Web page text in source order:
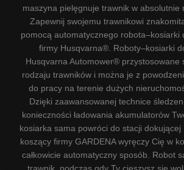
maszyna pielęgnuje trawnik w absolutnie
Zapewnij swojemu trawnikowi
pomocą automatycznego robota–kosiarki
firmy Husqvarna®. Roboty–kosiarki
Husqvarna Automower® przystosowane
rodzaju trawników i można je z
do pracy na terenie dużych
Dzięki zaawansowanej technice
konieczności ładowania akumulatorów
kosiarka sama powróci do stacji
koszący firmy GARDENA wyręczy Cię w
całkowicie automatyczny sposób. Robot
trawnik, podczas gdy Ty cieszysz się